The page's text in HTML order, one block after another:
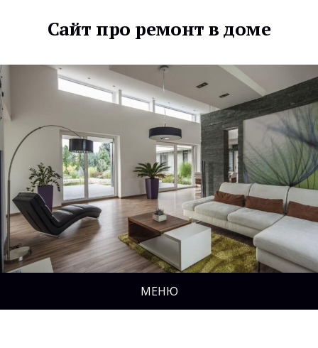
Сайт про ремонт в доме
МЕНЮ